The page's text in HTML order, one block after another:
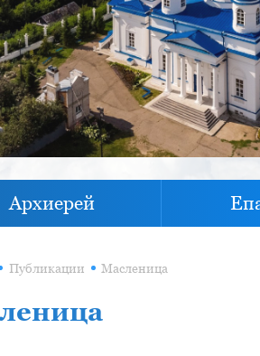
Архиерей
Публикации Масленица